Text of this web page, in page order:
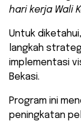
hari kerja Wali
Untuk
langkah
implementasi
Bekasi.
Program ini
peningkatan